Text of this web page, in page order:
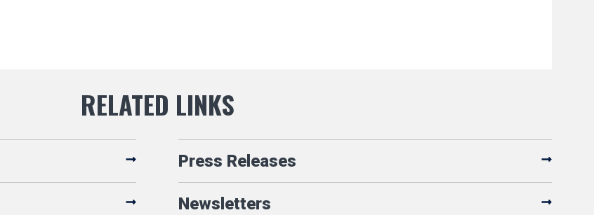
Press Releases
Newsletters